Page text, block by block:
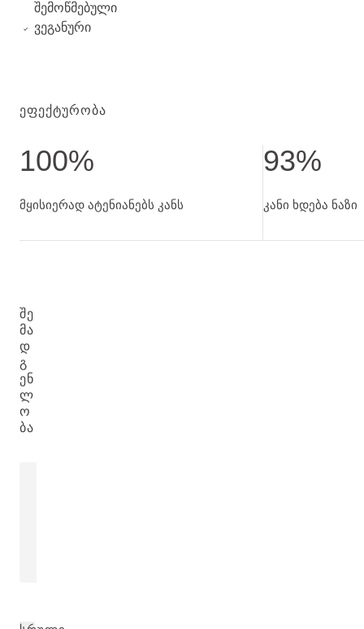
შემოწმებული
ვეგანური
ᲔᲤᲔᲥᲢᲣᲠᲝᲑᲐ
100%
მყისიერად ატენიანებს კანს
93%
კანი ხდება ნაზი
ᲨᲔ
ᲛᲐ
Დ
Გ
ᲔᲜ
Ლ
Ო
ᲑᲐ